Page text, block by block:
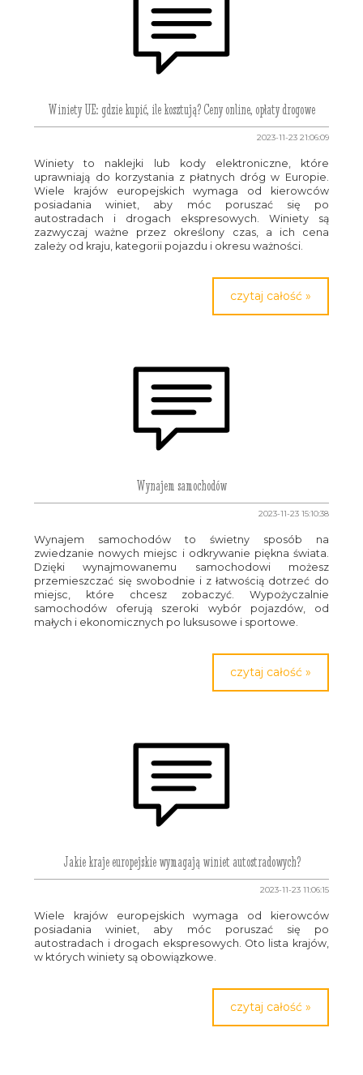
Winiety UE: gdzie kupić, ile kosztują? Ceny online, opłaty drogowe
2023-11-23 21:06:09
Winiety to naklejki lub kody elektroniczne, które
uprawniają do korzystania z płatnych dróg w Europie.
Wiele krajów europejskich wymaga od kierowców
posiadania winiet, aby móc poruszać się po
autostradach i drogach ekspresowych. Winiety są
zazwyczaj ważne przez określony czas, a ich cena
zależy od kraju, kategorii pojazdu i okresu ważności.
czytaj całość »
Wynajem samochodów
2023-11-23 15:10:38
Wynajem samochodów to świetny sposób na
zwiedzanie nowych miejsc i odkrywanie piękna świata.
Dzięki wynajmowanemu samochodowi możesz
przemieszczać się swobodnie i z łatwością dotrzeć do
miejsc, które chcesz zobaczyć. Wypożyczalnie
samochodów oferują szeroki wybór pojazdów, od
małych i ekonomicznych po luksusowe i sportowe.
czytaj całość »
Jakie kraje europejskie wymagają winiet autostradowych?
2023-11-23 11:06:15
Wiele krajów europejskich wymaga od kierowców
posiadania winiet, aby móc poruszać się po
autostradach i drogach ekspresowych. Oto lista krajów,
w których winiety są obowiązkowe.
czytaj całość »